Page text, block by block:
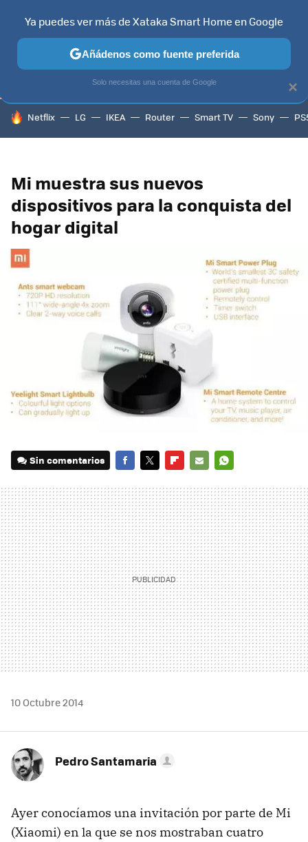
TELEVISORES CONTENIDOS SMART TV SELECCIÓN
HOY SE HABLA DE
Netflix LG IKEA Router Smart TV Sony
Mi muestra sus nuevos
dispositivos para la conquista del
hogar digital
Sin comentarios
MAIL
10 Octubre 2014
Pedro Santamaria
Ayer conocíamos una invitación por parte de Mi
(Xiaomi) en la que se nos mostraban cuatro
×
Ya puedes ver más de Xataka Smart Home en Google
Añádenos como fuente preferida
Solo necesitas una cuenta de Google